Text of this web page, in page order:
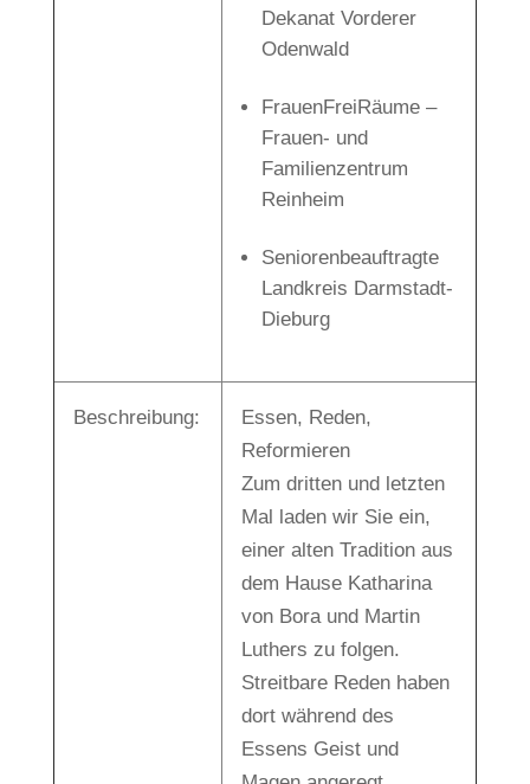
Dekanat Vorderer
Odenwald
FrauenFreiRäume –
Frauen- und
Familienzentrum
Reinheim
Seniorenbeauftragte
Landkreis Darmstadt-
Dieburg
Beschreibung:
Essen, Reden,
Reformieren
Zum dritten und letzten
Mal laden wir Sie ein,
einer alten Tradition aus
dem Hause Katharina
von Bora und Martin
Luthers zu folgen.
Streitbare Reden haben
dort während des
Essens Geist und